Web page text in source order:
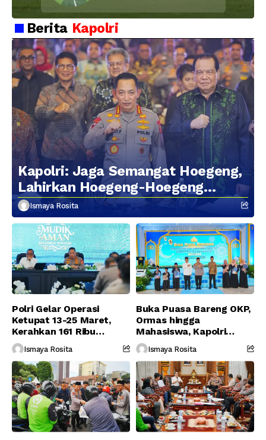
Kebersamaan Personel
Berita Kapolri
Kapolri: Jaga Semangat Hoegeng,
Lahirkan Hoegeng-Hoegeng
Berikutnya
Ismaya Rosita
Polri Gelar Operasi
Ketupat 13-25 Maret,
Kerahkan 161 Ribu
Personel Gabungan
Ismaya Rosita
Buka Puasa Bareng OKP,
Ormas hingga
Mahasiswa, Kapolri
Serukan Jaga
Persatuan-Dukung
Program Pemerintah
Ismaya Rosita